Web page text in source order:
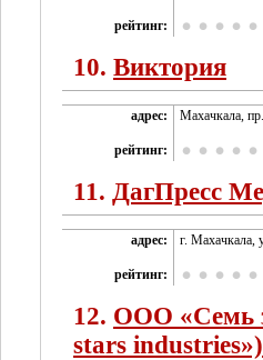
рейтинг:
10. Виктория
адрес: Махачкала,
рейтинг:
11. ДагПресс
адрес: г. Махачкала,
рейтинг:
12. ООО «Семь
stars industries»)